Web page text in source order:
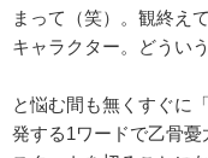
まって（笑）。観終え
キャラクター。どうい
と悩む間も無くすぐに
発する1ワードで乙骨